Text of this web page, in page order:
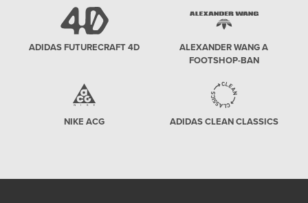
ADIDAS FUTURECRAFT 4D
ALEXANDER WANG A
FOOTSHOP-BAN
NIKE ACG ADIDAS CLEAN CLASSICS